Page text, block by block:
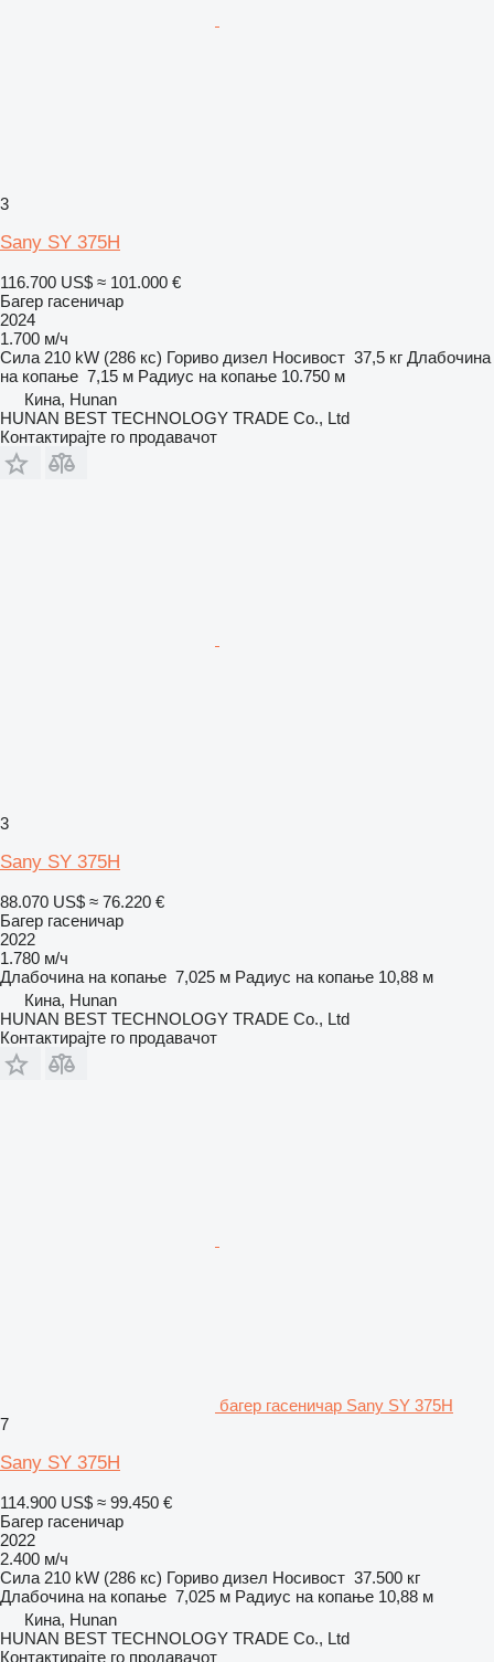
3
Sany SY 375H
116.700 US$ ≈ 101.000 €
Багер гасеничар
2024
1.700 м/ч
Сила 210 kW (286 кс) Гориво дизел Носивост 37,5 кг Длабочина
на копање 7,15 м Радиус на копање 10.750 м
Кина, Hunan
HUNAN BEST TECHNOLOGY TRADE Co., Ltd
Контактирајте го продавачот
3
Sany SY 375H
88.070 US$ ≈ 76.220 €
Багер гасеничар
2022
1.780 м/ч
Длабочина на копање 7,025 м Радиус на копање 10,88 м
Кина, Hunan
HUNAN BEST TECHNOLOGY TRADE Co., Ltd
Контактирајте го продавачот
багер гасеничар Sany SY 375H
7
Sany SY 375H
114.900 US$ ≈ 99.450 €
Багер гасеничар
2022
2.400 м/ч
Сила 210 kW (286 кс) Гориво дизел Носивост 37.500 кг
Длабочина на копање 7,025 м Радиус на копање 10,88 м
Кина, Hunan
HUNAN BEST TECHNOLOGY TRADE Co., Ltd
Контактирајте го продавачот